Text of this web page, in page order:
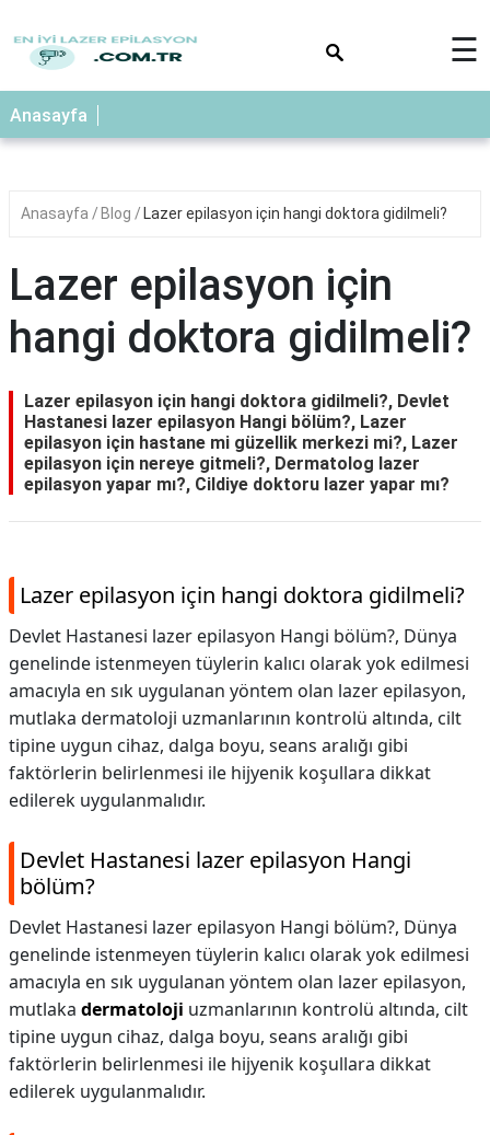
☰
Anasayfa
Anasayfa Blog Lazer epilasyon için hangi doktora gidilmeli?
Lazer epilasyon için
hangi doktora gidilmeli?
Lazer epilasyon için hangi doktora gidilmeli?, Devlet
Hastanesi lazer epilasyon Hangi bölüm?, Lazer
epilasyon için hastane mi güzellik merkezi mi?, Lazer
epilasyon için nereye gitmeli?, Dermatolog lazer
epilasyon yapar mı?, Cildiye doktoru lazer yapar mı?
Lazer epilasyon için hangi doktora gidilmeli?
Devlet Hastanesi lazer epilasyon Hangi bölüm?, Dünya
genelinde istenmeyen tüylerin kalıcı olarak yok edilmesi
amacıyla en sık uygulanan yöntem olan lazer epilasyon,
mutlaka dermatoloji uzmanlarının kontrolü altında, cilt
tipine uygun cihaz, dalga boyu, seans aralığı gibi
faktörlerin belirlenmesi ile hijyenik koşullara dikkat
edilerek uygulanmalıdır.
Devlet Hastanesi lazer epilasyon Hangi
bölüm?
Devlet Hastanesi lazer epilasyon Hangi bölüm?, Dünya
genelinde istenmeyen tüylerin kalıcı olarak yok edilmesi
amacıyla en sık uygulanan yöntem olan lazer epilasyon,
mutlaka dermatoloji uzmanlarının kontrolü altında, cilt
tipine uygun cihaz, dalga boyu, seans aralığı gibi
faktörlerin belirlenmesi ile hijyenik koşullara dikkat
edilerek uygulanmalıdır.